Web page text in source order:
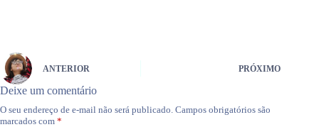
ANTERIOR PRÓXIMO
Deixe um comentário
O seu endereço de e-mail não será publicado. Campos obrigatórios são
marcados com *